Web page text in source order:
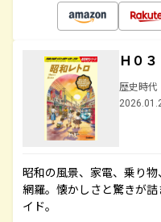
Ｈ０
歴史時代
昭和の風景、家電、乗り
網羅。懐かしさと驚きが
イド。